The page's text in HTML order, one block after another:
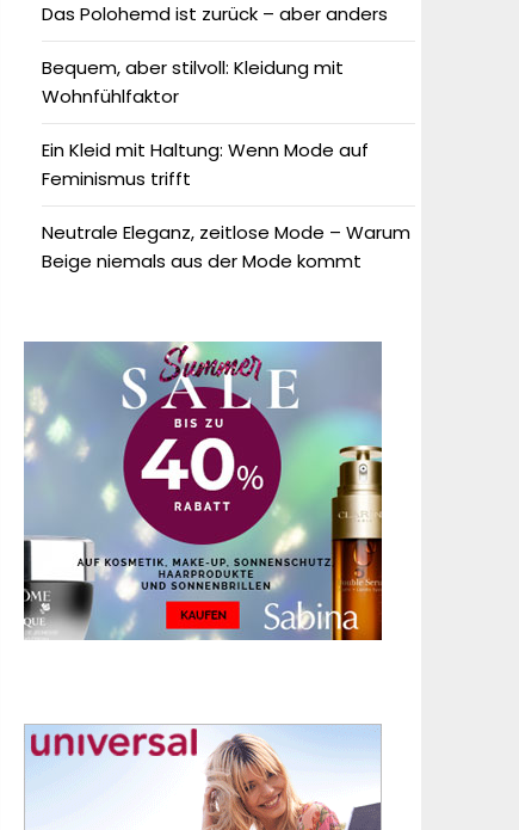
Das Polohemd ist zurück – aber anders
Bequem, aber stilvoll: Kleidung mit
Wohnfühlfaktor
Ein Kleid mit Haltung: Wenn Mode auf
Feminismus trifft
Neutrale Eleganz, zeitlose Mode – Warum
Beige niemals aus der Mode kommt